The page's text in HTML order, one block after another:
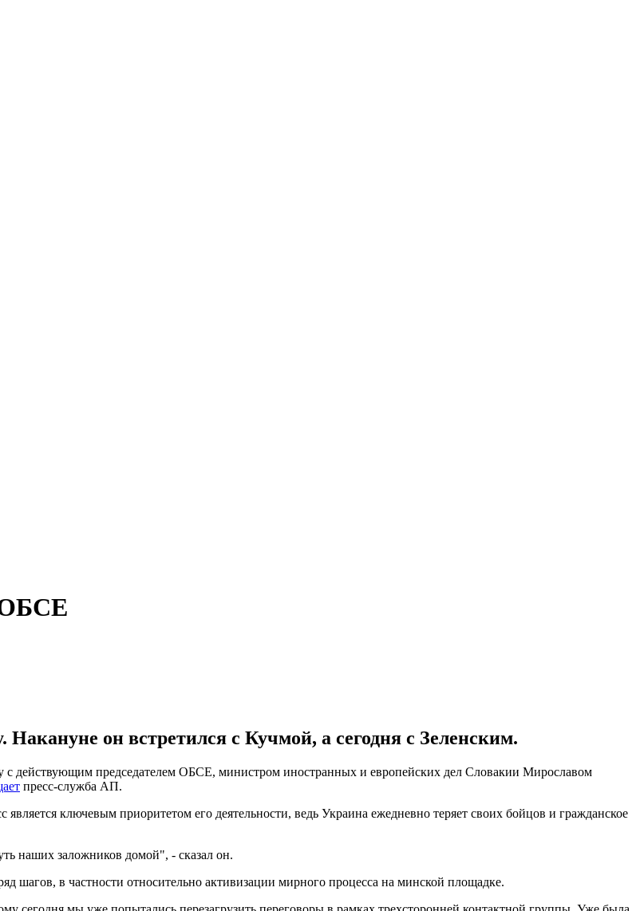
ОБСЕ
он встретился с Кучмой, а сегодня с Зеленским.
действующим председателем ОБСЕ, министром иностранных и европейских дел Словакии Мирославом
пресс-служба АП.
ключевым приоритетом его деятельности, ведь Украина ежедневно теряет своих бойцов и гражданское
наших заложников домой", - сказал он.
шагов, в частности относительно активизации мирного процесса на минской площадке.